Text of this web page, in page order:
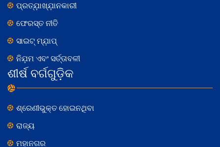
ପ୍ରତ୍ଯ଼ାଖ୍ଯ଼ାନକାରୀ
ଫେରସ୍ତ ନୀତି
ସାଇଟ୍ ମ୍ଯ଼ାପ୍
ନିଯ଼ମ ଏବଂ ସର୍ତ୍ତାବଳୀ
ଶୀର୍ଷ ବର୍ଗଗୁଡ଼ିକ
ଶ୍ରେଣୀଭୁକ୍ତ ହୋଇନଥିବା
ରାଜ୍ୟ
ମହାନଗର